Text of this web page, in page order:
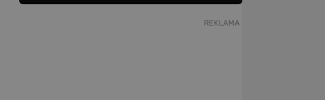
REKLAMA